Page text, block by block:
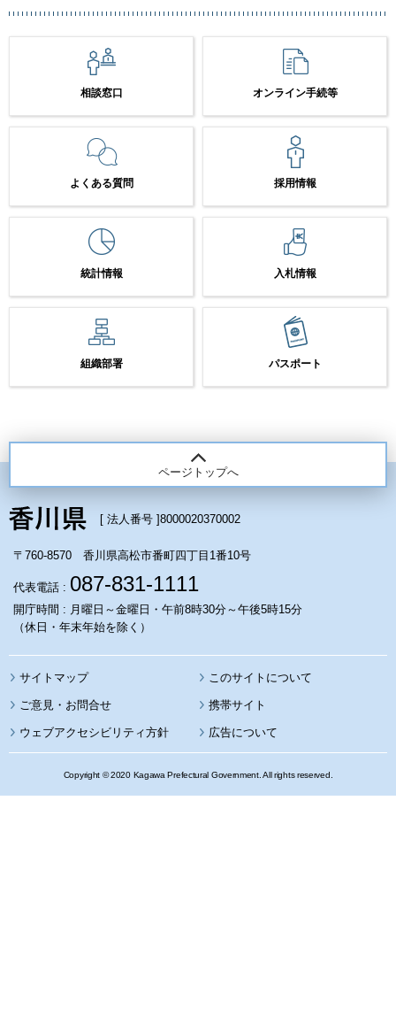
相談窓口 オンライン手続等
よくある質問 採用情報
統計情報 入札情報
組織部署 パスポート
ページトップへ
[ 法人番号 ]8000020370002
〒760-8570 香川県高松市番町四丁目1番10号
代表電話 : 087-831-1111
開庁時間 : 月曜日～金曜日・午前8時30分～午後5時15分
（休日・年末年始を除く）
サイトマップ このサイトについて
携帯サイト
ウェブアクセシビリティ方針 広告について
Copyright © 2020 Kagawa Prefectural Government. All rights reserved.